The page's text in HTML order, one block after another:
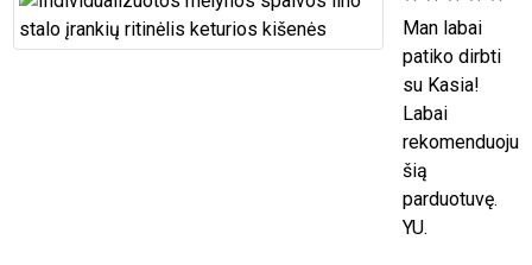
Man labai
patiko dirbti
su Kasia!
Labai
rekomenduoju
šią
parduotuvę.
YU.